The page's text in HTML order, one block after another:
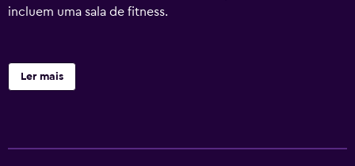
incluem uma sala de fitness.
Ler mais